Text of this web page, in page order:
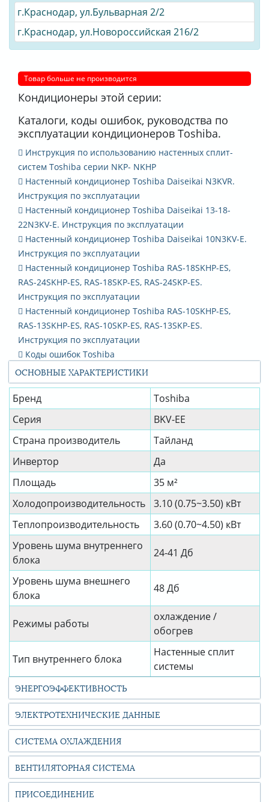
ОСНОВНЫЕ ХАРАКТЕРИСТИКИ
Бренд
Toshiba
Серия
BKV-EE
Страна производитель
Тайланд
Инвертор
Да
Площадь
35 м²
Холодопроизводительность
3.10 (0.75~3.50) кВт
Теплопроизводительность
3.60 (0.70~4.50) кВт
Уровень шума внутреннего
блока
24-41 Дб
Уровень шума внешнего
блока
48 Дб
Режимы работы
охлаждение /
обогрев
Тип внутреннего блока
Настенные сплит
системы
ЭНЕРГОЭФФЕКТИВНОСТЬ
ЭЛЕКТРОТЕХНИЧЕСКИЕ ДАННЫЕ
СИСТЕМА ОХЛАЖДЕНИЯ
ВЕНТИЛЯТОРНАЯ СИСТЕМА
ПРИСОЕДИНЕНИЕ
г.Краснодар, ул.Бульварная 2/2
г.Краснодар, ул.Новороссийская 216/2
Товар больше не производится
Кондиционеры этой серии:
Каталоги, коды ошибок, руководства по
эксплуатации кондиционеров Toshiba.
Инструкция по использованию настенных сплит-
систем Toshiba серии NKP- NKHP
Настенный кондиционер Toshiba Daiseikai N3KVR.
Инструкция по эксплуатации
Настенный кондиционер Toshiba Daiseikai 13-18-
22N3KV-E. Инструкция по эксплуатации
Настенный кондиционер Toshiba Daiseikai 10N3KV-E.
Инструкция по эксплуатации
Настенный кондиционер Toshiba RAS-18SKHP-ES,
RAS-24SKHP-ES, RAS-18SKP-ES, RAS-24SKP-ES.
Инструкция по эксплуатации
Настенный кондиционер Toshiba RAS-10SKHP-ES,
RAS-13SKHP-ES, RAS-10SKP-ES, RAS-13SKP-ES.
Инструкция по эксплуатации
Коды ошибок Toshiba